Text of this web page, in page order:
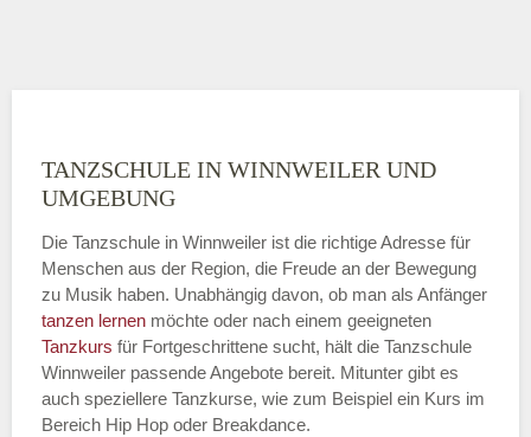
TANZSCHULE IN WINNWEILER UND
UMGEBUNG
Die Tanzschule in Winnweiler ist die richtige Adresse für
Menschen aus der Region, die Freude an der Bewegung
zu Musik haben. Unabhängig davon, ob man als Anfänger
tanzen lernen möchte oder nach einem geeigneten
Tanzkurs für Fortgeschrittene sucht, hält die Tanzschule
Winnweiler passende Angebote bereit. Mitunter gibt es
auch speziellere Tanzkurse, wie zum Beispiel ein Kurs im
Bereich Hip Hop oder Breakdance.